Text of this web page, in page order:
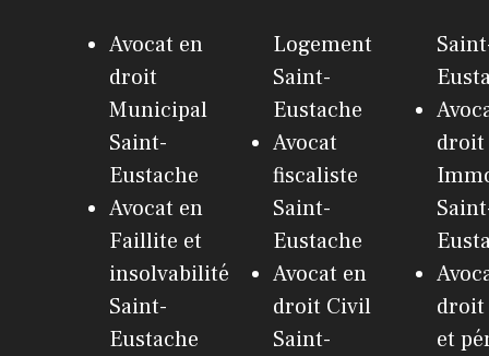
Avocat en
droit
Municipal
Saint-
Eustache
Avocat en
Faillite et
insolvabilité
Saint-
Eustache
Logement
Saint-
Eustache
Avocat
fiscaliste
Saint-
Eustache
Avocat en
droit Civil
Saint-
droit
et